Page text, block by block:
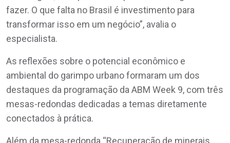
fazer. O que falta no Brasil é investimento para
transformar isso em um negócio”, avalia o
especialista.
As reflexões sobre o potencial econômico e
ambiental do garimpo urbano formaram um dos
destaques da programação da ABM Week 9, com três
mesas-redondas dedicadas a temas diretamente
conectados à prática.
Além da mesa-redonda “Recuperação de minerais